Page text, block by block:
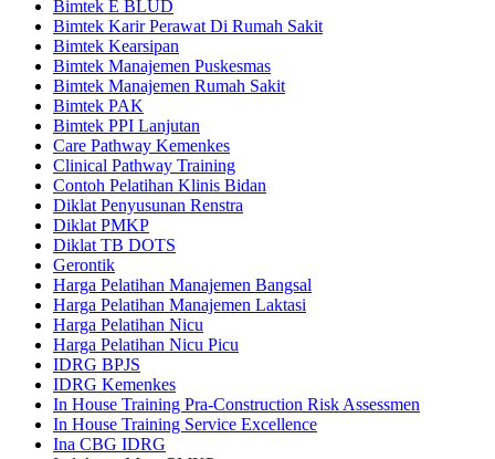
Bimtek E BLUD
Bimtek Karir Perawat Di Rumah Sakit
Bimtek Kearsipan
Bimtek Manajemen Puskesmas
Bimtek Manajemen Rumah Sakit
Bimtek PAK
Bimtek PPI Lanjutan
Care Pathway Kemenkes
Clinical Pathway Training
Contoh Pelatihan Klinis Bidan
Diklat Penyusunan Renstra
Diklat PMKP
Diklat TB DOTS
Gerontik
Harga Pelatihan Manajemen Bangsal
Harga Pelatihan Manajemen Laktasi
Harga Pelatihan Nicu
Harga Pelatihan Nicu Picu
IDRG BPJS
IDRG Kemenkes
In House Training Pra-Construction Risk Assessmen
In House Training Service Excellence
Ina CBG IDRG